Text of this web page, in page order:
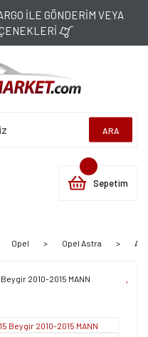
İLE GÖNDERİM VEYA
ARA
Sepetim
Opel Opel Astra